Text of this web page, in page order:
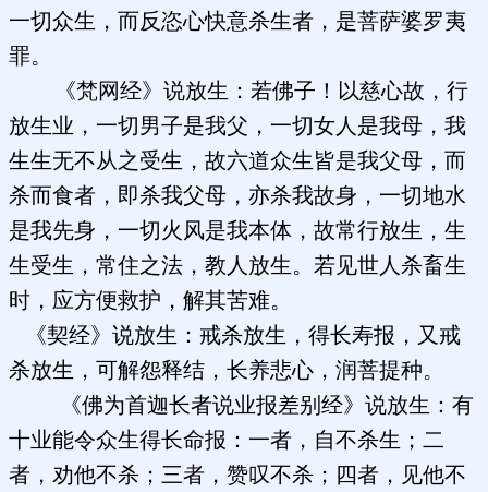
一切众生，而反恣心快意杀生者，是菩萨婆罗夷
罪。
《梵网经》说放生：若佛子！以慈心故，行
放生业，一切男子是我父，一切女人是我母，我
生生无不从之受生，故六道众生皆是我父母，而
杀而食者，即杀我父母，亦杀我故身，一切地水
是我先身，一切火风是我本体，故常行放生，生
生受生，常住之法，教人放生。若见世人杀畜生
时，应方便救护，解其苦难。
《契经》说放生：戒杀放生，得长寿报，又戒
杀放生，可解怨释结，长养悲心，润菩提种。
《佛为首迦长者说业报差别经》说放生：有
十业能令众生得长命报：一者，自不杀生；二
者，劝他不杀；三者，赞叹不杀；四者，见他不